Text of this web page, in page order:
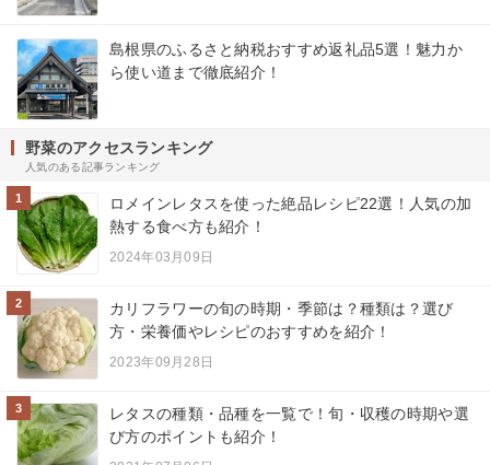
島根県のふるさと納税おすすめ返礼品5選！魅力か
ら使い道まで徹底紹介！
野菜のアクセスランキング
人気のある記事ランキング
1
ロメインレタスを使った絶品レシピ22選！人気の加
熱する食べ方も紹介！
2024年03月09日
2
カリフラワーの旬の時期・季節は？種類は？選び
方・栄養価やレシピのおすすめを紹介！
2023年09月28日
3
レタスの種類・品種を一覧で！旬・収穫の時期や選
び方のポイントも紹介！